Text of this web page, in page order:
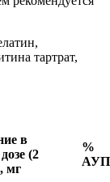
тартрат,
в
(2
, мг
%
АУП